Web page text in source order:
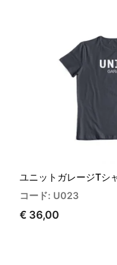
ユニットガレージTシ
コード: U023
€ 36,00